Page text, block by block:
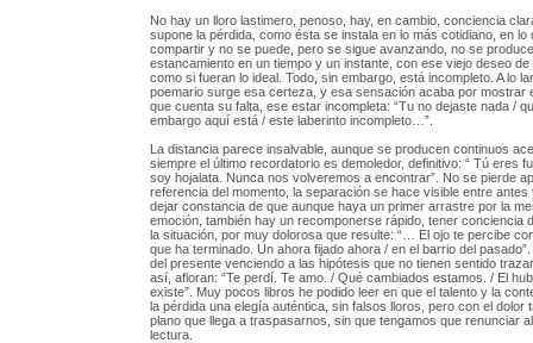
No hay un lloro lastimero, penoso, hay, en cambio, conciencia
supone la pérdida, como ésta se instala en lo más cotidiano, en lo
compartir y no se puede, pero se sigue avanzando, no se
estancamiento en un tiempo y un instante, con ese viejo deseo
como si fueran lo ideal. Todo, sin embargo, está incompleto. A lo
poemario surge esa certeza, y esa sensación acaba por mostrar
que cuenta su falta, ese estar incompleta: “Tu no dejaste nada /
embargo aquí está / este laberinto incompleto…”.
La distancia parece insalvable, aunque se producen continuos
siempre el último recordatorio es demoledor, definitivo: “ Tú eres
soy hojalata. Nunca nos volveremos a encontrar”. No se pierde
referencia del momento, la separación se hace visible entre antes
dejar constancia de que aunque haya un primer arrastre por la
emoción, también hay un recomponerse rápido, tener conciencia
la situación, por muy dolorosa que resulte: “… El ojo te percibe
que ha terminado. Un ahora fijado ahora / en el barrio del
del presente venciendo a las hipótesis que no tienen sentido
así, afloran: “Te perdí. Te amo. / Qué cambiados estamos. / El
existe”. Muy pocos libros he podido leer en que el talento y la
la pérdida una elegía auténtica, sin falsos lloros, pero con el dolor
plano que llega a traspasarnos, sin que tengamos que renunciar
lectura.